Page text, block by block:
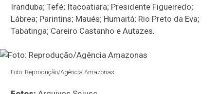
Iranduba; Tefé; Itacoatiara; Presidente Figueiredo;
Lábrea; Parintins; Maués; Humaitá; Rio Preto da Eva;
Tabatinga; Careiro Castanho e Autazes.
Foto: Reprodução/Agência Amazonas